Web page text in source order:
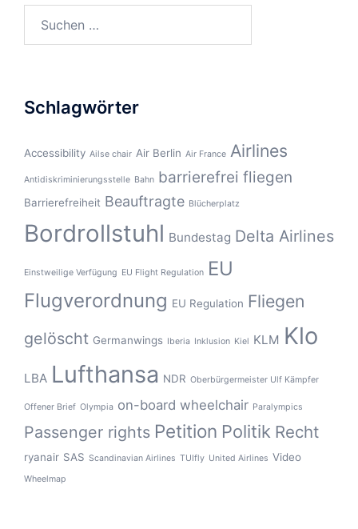
Schlagwörter
Accessibility Ailse chair Air Berlin Air France Airlines
Antidiskriminierungsstelle Bahn barrierefrei fliegen
Barrierefreiheit Beauftragte Blücherplatz
Bordrollstuhl Bundestag Delta Airlines
Einstweilige Verfügung EU Flight Regulation EU
Flugverordnung EU Regulation Fliegen
gelöscht Germanwings Iberia Inklusion Kiel KLM Klo
LBA Lufthansa NDR Oberbürgermeister Ulf Kämpfer
Offener Brief Olympia on-board wheelchair Paralympics
Passenger rights Petition Politik Recht
ryanair SAS Scandinavian Airlines TUIfly United Airlines Video
Wheelmap